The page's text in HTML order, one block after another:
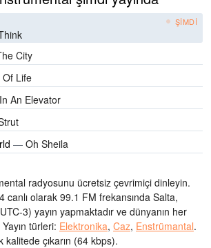
ŞIMDI
City
Of Life
An Elevator
— Oh Sheila
radyosunu ücretsiz çevrimiçi dinleyin.
canlı olarak 99.1 FM frekansında Salta,
3) yayın yapmaktadır ve dünyanın her
Yayın türleri: Elektronika, Caz, Enstrümantal.
kalitede çıkarın (64 kbps).